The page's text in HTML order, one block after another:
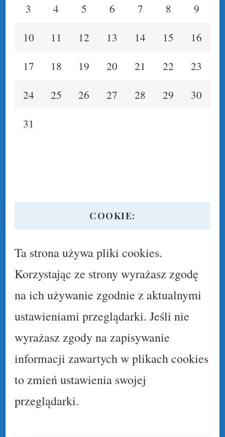
3
4 5 6 7 8
9
10
11 12 13 14 15
16
17
18 19 20 21 22
23
24
25 26 27 28 29
30
31
COOKIE:
Ta strona używa pliki cookies.
Korzystając ze strony wyrażasz zgodę
na ich używanie zgodnie z aktualnymi
ustawieniami przeglądarki. Jeśli nie
wyrażasz zgody na zapisywanie
informacji zawartych w plikach cookies
to zmień ustawienia swojej
przeglądarki.